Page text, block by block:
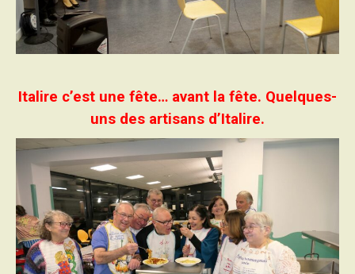
Italire c’est une fête… avant la fête. Quelques-
uns des artisans d’Italire.